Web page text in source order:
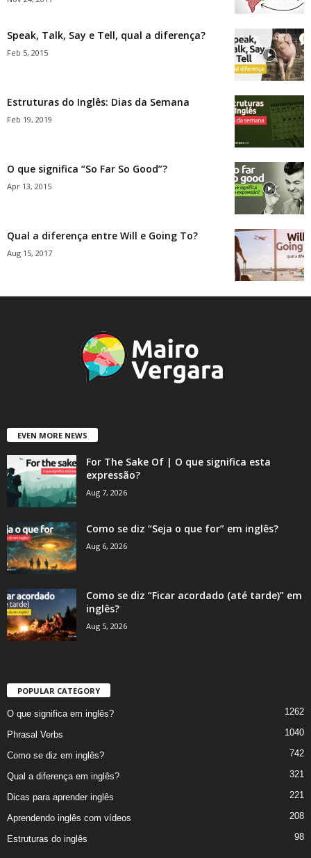
Speak, Talk, Say e Tell, qual a diferença?
Feb 5, 2015
Estruturas do Inglês: Dias da Semana
Feb 19, 2019
O que significa “So Far So Good”?
Apr 13, 2015
Qual a diferença entre Will e Going To?
Aug 15, 2017
EVEN MORE NEWS
For The Sake Of | O que significa esta
expressão?
Aug 7, 2026
Como se diz “Seja o que for” em inglês?
Aug 6, 2026
Como se diz “Ficar acordado (até tarde)” em
inglês?
Aug 5, 2026
POPULAR CATEGORY
O que significa em inglês? 1262
Phrasal Verbs 1040
Como se diz em inglês? 742
Qual a diferença em inglês? 321
Dicas para aprender inglês 221
Aprendendo inglês com vídeos 208
Estruturas do inglês 98